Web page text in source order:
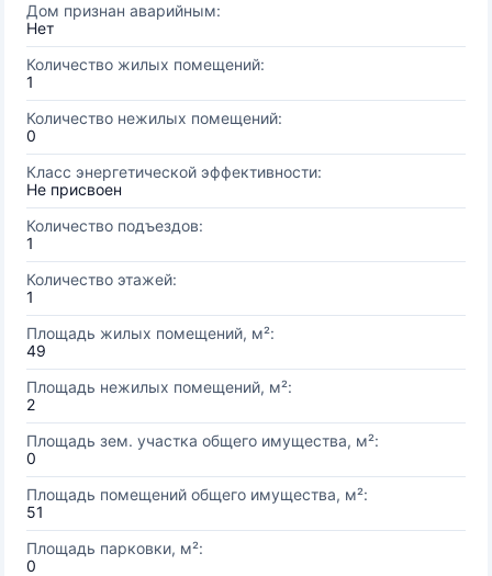
Дом признан аварийным:
Нет
Количество жилых помещений:
1
Количество нежилых помещений:
0
Класс энергетической эффективности:
Не присвоен
Количество подъездов:
1
Количество этажей:
1
Площадь жилых помещений, м²:
49
Площадь нежилых помещений, м²:
2
Площадь зем. участка общего имущества, м²:
0
Площадь помещений общего имущества, м²:
51
Площадь парковки, м²:
0